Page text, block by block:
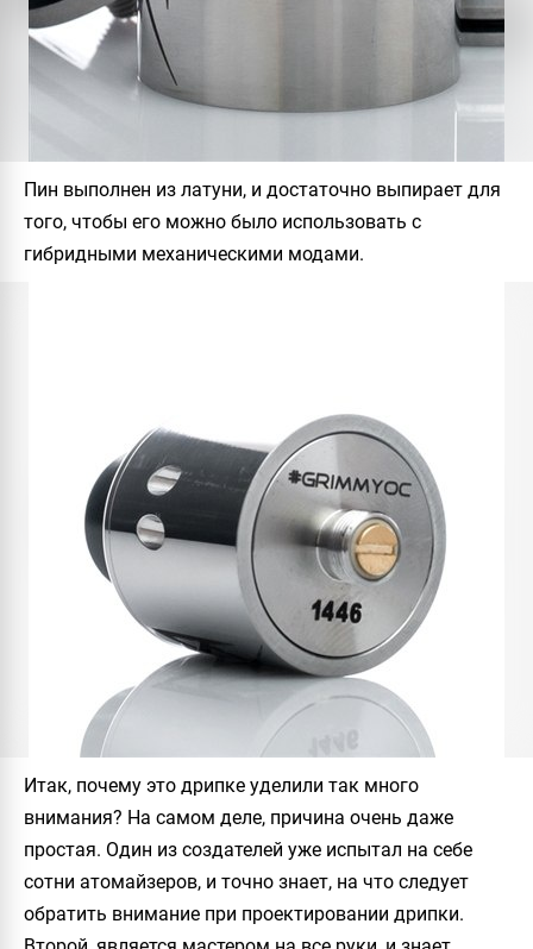
Пин выполнен из латуни, и достаточно выпирает для
того, чтобы его можно было использовать с
гибридными механическими модами.
Итак, почему это дрипке уделили так много
внимания? На самом деле, причина очень даже
простая. Один из создателей уже испытал на себе
сотни атомайзеров, и точно знает, на что следует
обратить внимание при проектировании дрипки.